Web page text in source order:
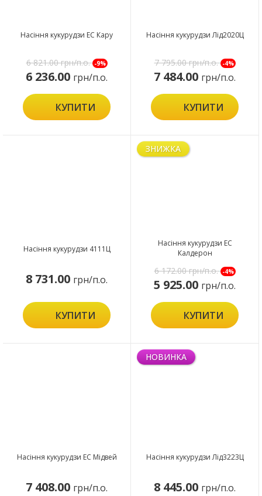
Насіння кукурудзи ЕС Кару
6 821.00грн/п.о. -9%
6 236.00 грн/п.о.
КУПИТИ
Насіння кукурудзи Лід2020Ц
7 795.00грн/п.о. -4%
7 484.00 грн/п.о.
КУПИТИ
Насіння кукурудзи 4111Ц
8 731.00 грн/п.о.
КУПИТИ
ЗНИЖКА
Насіння кукурудзи ЕС
Калдерон
6 172.00грн/п.о. -4%
5 925.00 грн/п.о.
КУПИТИ
Насіння кукурудзи ЕС Мідвей
7 408.00 грн/п.о.
НОВИНКА
Насіння кукурудзи Лід3223Ц
8 445.00 грн/п.о.